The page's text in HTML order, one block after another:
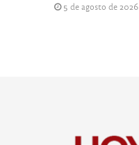
5 de agosto de 2026